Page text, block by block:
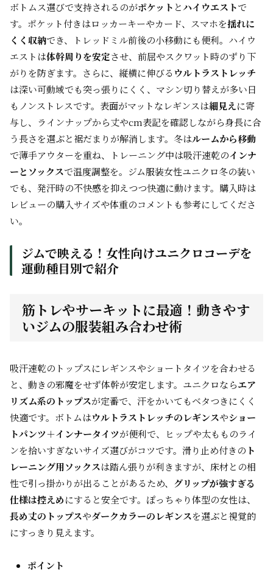
ボトムス選びで支持されるのがポケット とハイウエストで
す。ポケット付きはロッカーキーやカード、スマホを揺れに
くく収納でき、トレッドミル前後の小移動にも便利。ハイウ
エストは体幹周りを安定させ、前屈やスクワット時のずり下
がりを防ぎます。さらに、縦横に伸びる ウルトラストレッチ
は深い可動域でも突っ張りにくく、マシン切り替えが多い日
もノンストレスです。表面がマットなレギンスは細見えに寄
与し、ラインナップから丈やcm表記を確認しながら身長に合
う長さを選ぶと裾だまりが解消します。冬はルームから移動
で薄手アウターを重ね、トレーニング中は吸汗速乾のインナ
ーとソックスで温度調整を。ジム服装女性ユニクロ冬の装い
でも、発汗時の不快感を抑えつつ快適に動けます。購入時は
レビューの購入サイズや体重のコメントも参考にしてくださ
い。
ジムで映える！女性向けユニクロコーデを
運動種目別で紹介
筋トレやサーキットに最適！動きやす
いジムの服装組み合わせ術
吸汗速乾のトップスにレギンスやショートタイツを合わせる
と、動きの邪魔をせず体幹が安定します。ユニクロならエア
リズム系のトップスが定番で、汗をかいてもベタつきにくく
快適です。ボトムはウルトラストレッチのレギンスやショー
トパンツ＋インナータイツが便利で、ヒップや太もものライ
ンを拾いすぎないサイズ選びがコツです。滑り止め付きの ト
レーニング用ソックスは踏ん張りが利きますが、床材との相
性で引っ掛かりが出ることがあるため、 グリップが強すぎる
仕様は控えめにすると安全です。ぽっちゃり体型の女性は、
長め丈のトップスやダークカラーのレギンスを選ぶと視覚的
にすっきり見えます。
ポイント